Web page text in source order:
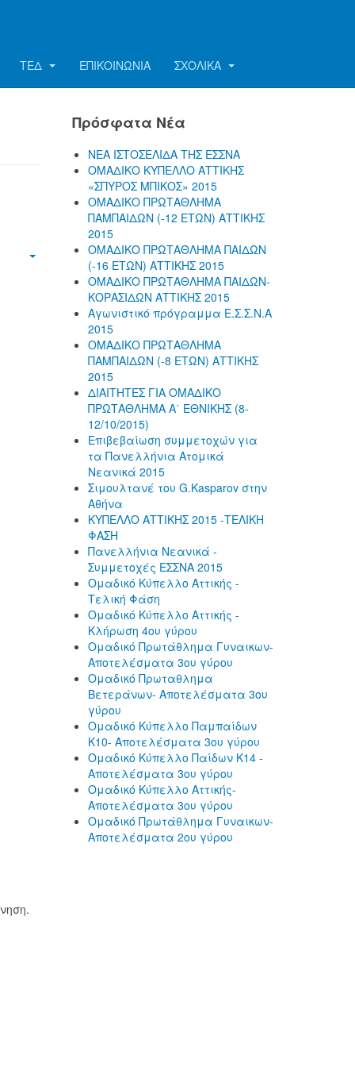
ΤΕΔ ΕΠΙΚΟΙΝΩΝΊΑ ΣΧΟΛΙΚΑ
Πρόσφατα Νέα
ΝΕΑ ΙΣΤΟΣΕΛΙΔΑ ΤΗΣ ΕΣΣΝΑ
ΟΜΑΔΙΚΟ ΚΥΠΕΛΛΟ ΑΤΤΙΚΗΣ
«ΣΠΥΡΟΣ ΜΠΙΚΟΣ» 2015
ΟΜΑΔΙΚΟ ΠΡΩΤΑΘΛΗΜΑ
ΠΑΜΠΑΙΔΩΝ (-12 ΕΤΩΝ) ΑΤΤΙΚΗΣ
2015
ΟΜΑΔΙΚΟ ΠΡΩΤΑΘΛΗΜΑ ΠΑΙΔΩΝ
(-16 ΕΤΩΝ) ΑΤΤΙΚΗΣ 2015
ΟΜΑΔΙΚΟ ΠΡΩΤΑΘΛΗΜΑ ΠΑΙΔΩΝ-
ΚΟΡΑΣΙΔΩΝ ΑΤΤΙΚΗΣ 2015
Αγωνιστικό πρόγραμμα Ε.Σ.Σ.Ν.Α
2015
ΟΜΑΔΙΚΟ ΠΡΩΤΑΘΛΗΜΑ
ΠΑΜΠΑΙΔΩΝ (-8 ΕΤΩΝ) ΑΤΤΙΚΗΣ
2015
ΔΙΑΙΤΗΤΕΣ ΓΙΑ ΟΜΑΔΙΚΟ
ΠΡΩΤΑΘΛΗΜΑ Α΄ ΕΘΝΙΚΗΣ (8-
12/10/2015)
Επιβεβαίωση συμμετοχών για
τα Πανελλήνια Ατομικά
Νεανικά 2015
Σιμουλτανέ του G.Kasparov στην
Αθήνα
ΚΥΠΕΛΛΟ ΑΤΤΙΚΗΣ 2015 -ΤΕΛΙΚΗ
ΦΑΣΗ
Πανελλήνια Νεανικά -
Συμμετοχές ΕΣΣΝΑ 2015
Ομαδικό Κύπελλο Αττικής -
Τελική Φάση
Ομαδικό Κύπελλο Αττικής -
Κλήρωση 4ου γύρου
Ομαδικό Πρωτάθλημα Γυναικων-
Αποτελέσματα 3ου γύρου
Ομαδικό Πρωταθλημα
Βετεράνων- Αποτελέσματα 3ου
γύρου
Ομαδικό Κύπελλο Παμπαίδων
Κ10- Αποτελέσματα 3ου γύρου
Ομαδικό Κύπελλο Παίδων Κ14 -
Αποτελέσματα 3ου γύρου
Ομαδικό Κύπελλο Αττικής-
Αποτελέσματα 3ου γύρου
Ομαδικό Πρωτάθλημα Γυναικων-
Αποτελέσματα 2ου γύρου